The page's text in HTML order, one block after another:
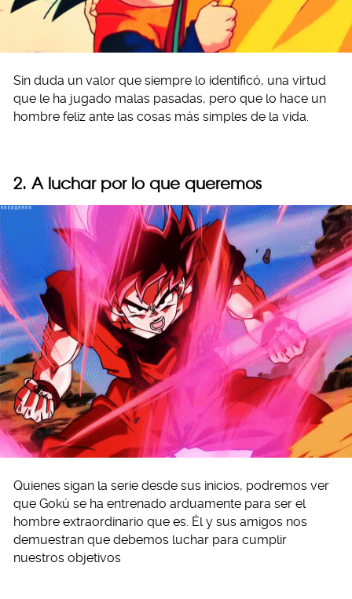
Sin duda un valor que siempre lo identificó, una virtud
que le ha jugado malas pasadas, pero que lo hace un
hombre feliz ante las cosas más simples de la vida.
2. A luchar por lo que queremos
Quienes sigan la serie desde sus inicios, podremos ver
que Gokú se ha entrenado arduamente para ser el
hombre extraordinario que es. Él y sus amigos nos
demuestran que debemos luchar para cumplir
nuestros objetivos